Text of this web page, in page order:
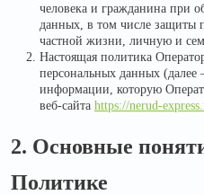
человека и гражданина при
данных, в том числе защиты
частной жизни, личную и
Настоящая политика
персональных данных (далее
информации, которую
веб-сайта https://nerud-
2. Основные
Политике